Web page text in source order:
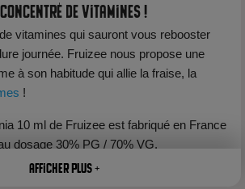
de vitamines !
vitamines qui sauront vous rebooster
journée. Fruizee nous propose une
à son habitude qui allie la fraise, la
!
10 ml de Fruizee est fabriqué en France
dosage 30% PG / 70% VG.
Afficher plus +